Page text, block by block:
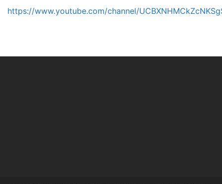
https://www.youtube.com/channel/